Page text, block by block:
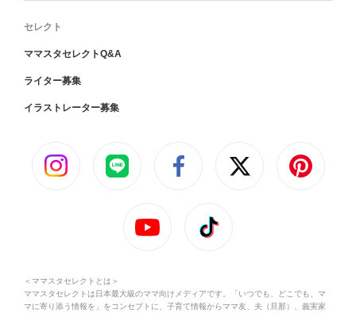
セレクト
ママスタセレクトQ&A
ライター募集
イラストレーター募集
＜ママスタセレクトとは＞
ママスタセレクトは日本最大級のママ向けメディアです。「いつでも、どこでも、マ
マに寄り添う情報を」をコンセプトに、子育て情報からママ友、夫（旦那）、義実家